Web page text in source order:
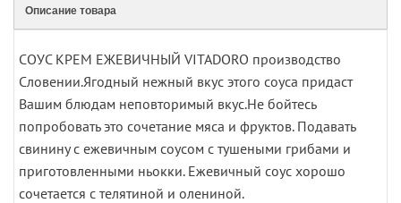
Описание товара
СОУС КРЕМ ЕЖЕВИЧНЫЙ VITADORO производство
Словении.Ягодный нежный вкус этого соуса придаст
Вашим блюдам неповторимый вкус.Не бойтесь
попробовать это сочетание мяса и фруктов. Подавать
свинину с ежевичным соусом с тушеными грибами и
приготовленными ньокки. Ежевичный соус хорошо
сочетается с телятиной и олениной.